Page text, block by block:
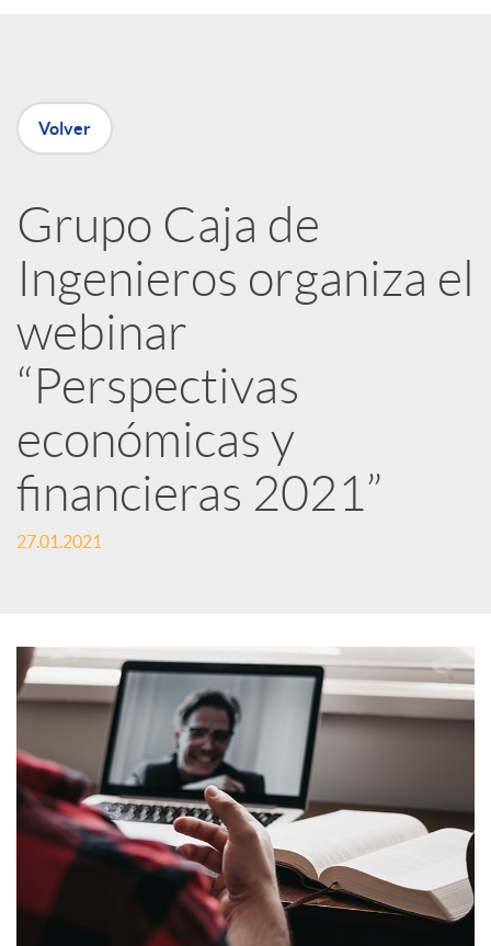
n
R
e
d
e
s
o
c
i
a
l
Volver
Grupo Caja de
Ingenieros organiza el
webinar
“Perspectivas
económicas y
financieras 2021”
27.01.2021